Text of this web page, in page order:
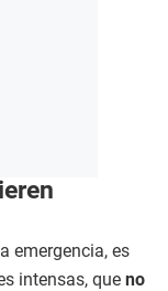
emergencia, es
intensas, que no